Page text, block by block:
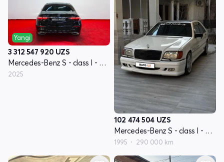
Yangi
3 312 547 920 UZS
Mercedes-Benz S - class I - avlod W223
2025
102 474 504 UZS
Mercedes-Benz S - class I - avlod W140
1995 290 000 km